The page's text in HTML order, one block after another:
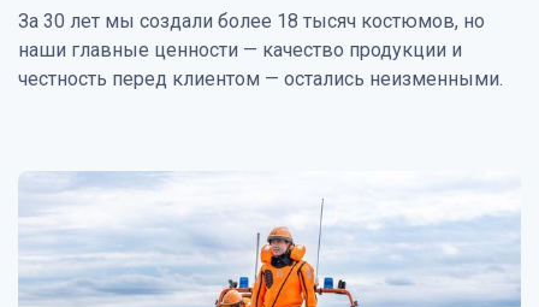
За 30 лет мы создали более 18 тысяч костюмов, но
наши главные ценности — качество продукции и
честность перед клиентом — остались неизменными.